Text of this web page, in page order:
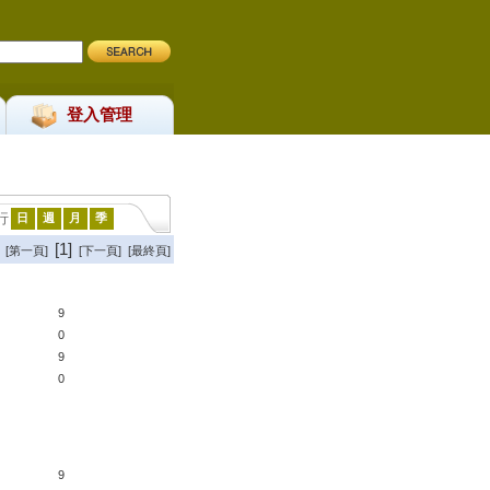
登入管理
日 週 月 季
[第一頁] [1] [下一頁] [最終頁]
9
0
9
0
9